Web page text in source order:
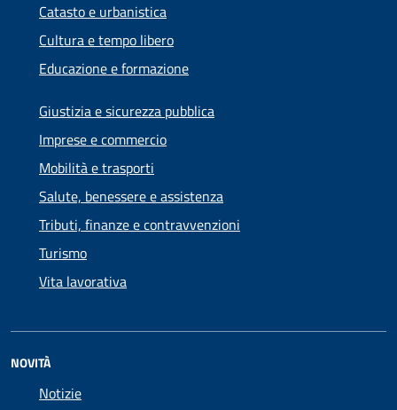
Catasto e urbanistica
Cultura e tempo libero
Educazione e formazione
Giustizia e sicurezza pubblica
Imprese e commercio
Mobilità e trasporti
Salute, benessere e assistenza
Tributi, finanze e contravvenzioni
Turismo
Vita lavorativa
NOVITÀ
Notizie